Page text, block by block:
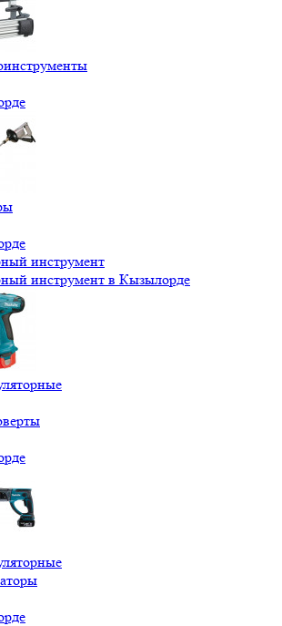
инструмент
инструмент в Кызылорде